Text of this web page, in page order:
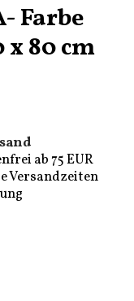
Farbe
80 cm
ab 75 EUR
Versandzeiten